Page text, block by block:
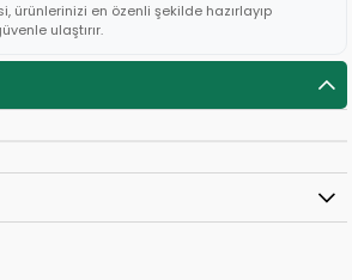
ürünlerinizi en özenli şekilde hazırlayıp
ulaştırır.